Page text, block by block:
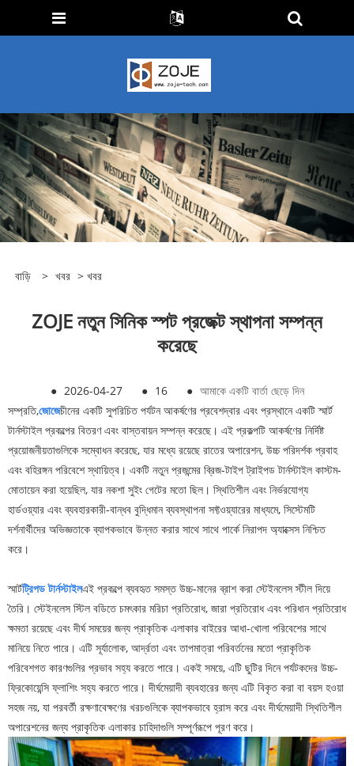
বাড়ি > খবর > খবর
ZOJE নতুন সিনিক স্পট প্রজেক্ট স্থাপনা সম্পন্ন
করেছে
● 2026-04-27 ● 16 ● আমাকে একটি বার্তা ছেড়ে দিন
সম্প্রতি,জোজেচীনের একটি সুপরিচিত পর্যটন আকর্ষণের প্রবেশদ্বার এবং প্রস্থানে একটি স্মার্ট
টার্নস্টাইল প্রকল্পের বিতরণ এবং বাস্তবায়ন সম্পন্ন করেছে। এই প্রকল্পটি আকর্ষণের নির্দিষ্ট
প্রয়োজনীয়তাগুলিকে সম্বোধন করেছে, যার মধ্যে রয়েছে রাতের অপারেশন, উচ্চ পরিদর্শক প্রবাহ
এবং বহিরঙ্গন পরিবেশে স্থায়িত্ব। একটি নতুন প্রজন্মের ব্রিজ-টাইপ ট্রাইপড টার্নস্টাইল কাস্টম-
মোতায়েন করা হয়েছিল, যার নকশা সুইং গেটের মতো ছিল। স্থিতিশীল এবং নির্ভরযোগ্য
হার্ডওয়্যার এবং ব্যবহারকারী-বান্ধব বুদ্ধিমান ব্যবস্থাপনা সফ্টওয়্যারের মাধ্যমে, সিস্টেমটি
দর্শনার্থীদের অভিজ্ঞতাকে ব্যাপকভাবে উন্নত করার সাথে সাথে পার্কে নিরাপদ অ্যাক্সেস নিশ্চিত
করে।
স্মার্টট্রিপড টার্নস্টাইলএই প্রকল্পে ব্যবহৃত সমস্ত উচ্চ-মানের ব্রাশ করা স্টেইনলেস স্টীল দিয়ে
তৈরি। স্টেইনলেস স্টিল বডিতে চমৎকার মরিচা প্রতিরোধ, জারা প্রতিরোধ এবং পরিধান প্রতিরোধ
ক্ষমতা রয়েছে এবং দীর্ঘ সময়ের জন্য প্রাকৃতিক এলাকার বাইরের আধা-খোলা পরিবেশের সাথে
মানিয়ে নিতে পারে। এটি সূর্যালোক, আর্দ্রতা এবং তাপমাত্রা পরিবর্তনের মতো প্রাকৃতিক
পরিবেশগত কারণগুলির প্রভাব সহ্য করতে পারে। একই সময়ে, এটি ছুটির দিনে পর্যটকদের উচ্চ-
ফ্রিকোয়েন্সি ফ্লাশিং সহ্য করতে পারে। দীর্ঘমেয়াদী ব্যবহারের জন্য এটি বিকৃত করা বা বয়স হওয়া
সহজ নয়, যা পরবর্তী রক্ষণাবেক্ষণের খরচগুলিকে ব্যাপকভাবে হ্রাস করে এবং দীর্ঘমেয়াদী স্থিতিশীল
অপারেশনের জন্য প্রাকৃতিক এলাকার চাহিদাগুলি সম্পূর্ণরূপে পূরণ করে।